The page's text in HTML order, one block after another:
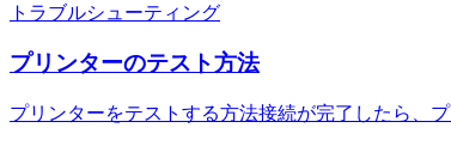
トラブルシューティング
プリンターのテスト方法
プリンターをテストする方法接続が完了したら、